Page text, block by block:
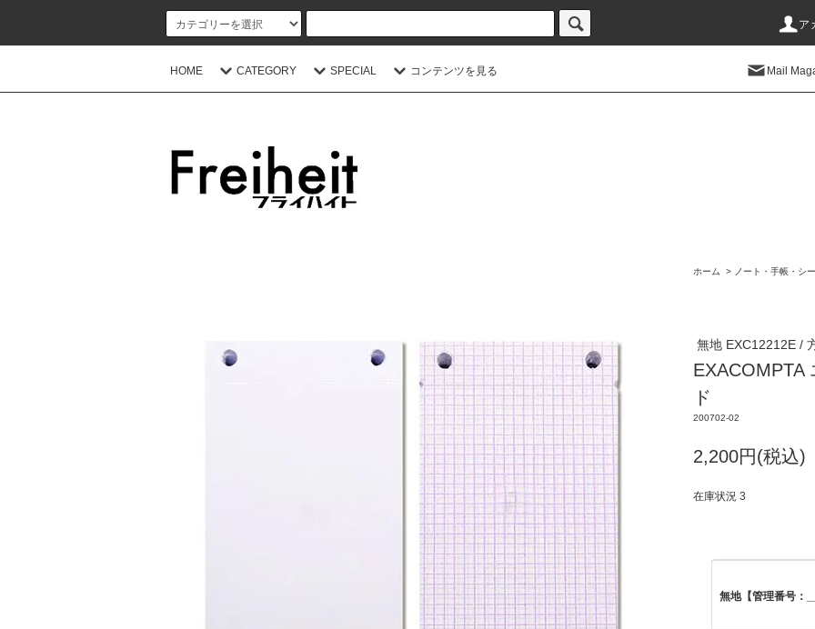
ア
HOME CATEGORY SPECIAL コンテンツを見る Mail
ホーム > ノート・手帳・シ
無地 EXC12212E /
ド
200702-02
2,200円(税込)
在庫状況 3
無地【管理番号：